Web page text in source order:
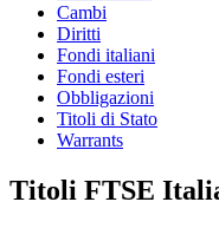
Cambi
Diritti
Fondi italiani
Fondi esteri
Obbligazioni
Titoli di Stato
Warrants
Titoli FTSE